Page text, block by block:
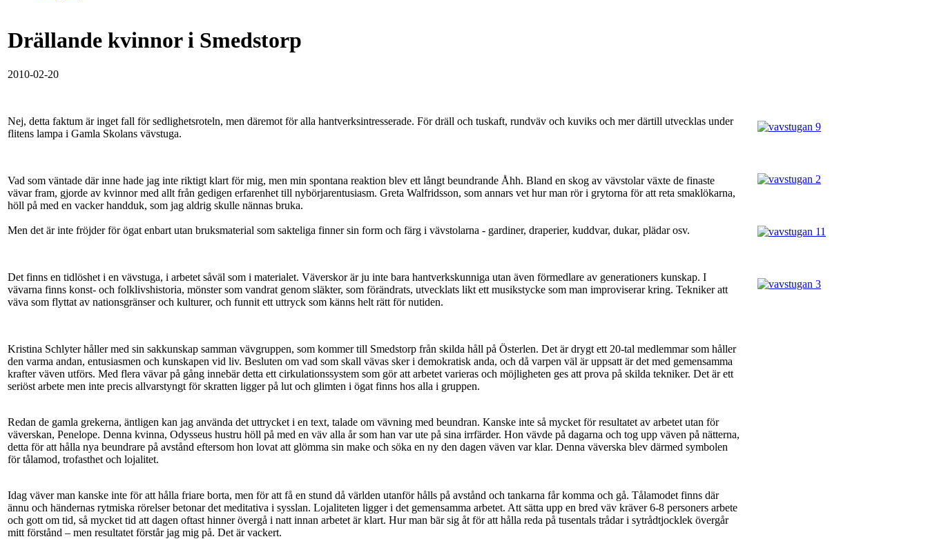
Drällande kvinnor i Smedstorp
2010-02-20
Nej, detta faktum är inget fall för sedlighetsroteln, men däremot för alla hantverksintresserade. För dräll och tuskaft, rundväv och kuviks och mer därtill utvecklas under
flitens lampa i Gamla Skolans vävstuga.
Vad som väntade där inne hade jag inte riktigt klart för mig, men min spontana reaktion blev ett långt beundrande Åhh. Bland en skog av vävstolar växte de finaste
vävar fram, gjorde av kvinnor med allt från gedigen erfarenhet till nybörjarentusiasm. Greta Walfridsson, som annars vet hur man rör i grytorna för att reta smaklökarna,
höll på med en vacker handduk, som jag aldrig skulle nännas bruka.
Men det är inte fröjder för ögat enbart utan bruksmaterial som sakteliga finner sin form och färg i vävstolarna - gardiner, draperier, kuddvar, dukar, plädar osv.
Det finns en tidlöshet i en vävstuga, i arbetet såväl som i materialet. Väverskor är ju inte bara hantverkskunniga utan även förmedlare av generationers kunskap. I
vävarna finns konst- och folklivshistoria, mönster som vandrat genom släkter, som förändrats, utvecklats likt ett musikstycke som man improviserar kring. Tekniker att
väva som flyttat av nationsgränser och kulturer, och funnit ett uttryck som känns helt rätt för nutiden.
Kristina Schlyter håller med sin sakkunskap samman vävgruppen, som kommer till Smedstorp från skilda håll på Österlen. Det är drygt ett 20-tal medlemmar som håller
den varma andan, entusiasmen och kunskapen vid liv. Besluten om vad som skall vävas sker i demokratisk anda, och då varpen väl är uppsatt är det med gemensamma
krafter väven utförs. Med flera vävar på gång innebär detta ett cirkulationssystem som gör att arbetet varieras och möjligheten ges att prova på skilda tekniker. Det är ett
seriöst arbete men inte precis allvarstyngt för skratten ligger på lut och glimten i ögat finns hos alla i gruppen.
Redan de gamla grekerna, äntligen kan jag använda det uttrycket i en text, talade om vävning med beundran. Kanske inte så mycket för resultatet av arbetet utan för
väverskan, Penelope. Denna kvinna, Odysseus hustru höll på med en väv alla år som han var ute på sina irrfärder. Hon vävde på dagarna och tog upp väven på nätterna,
detta för att hålla nya beundrare på avstånd eftersom hon lovat att glömma sin make och söka en ny den dagen väven var klar. Denna väverska blev därmed symbolen
för tålamod, trofasthet och lojalitet.
Idag väver man kanske inte för att hålla friare borta, men för att få en stund då världen utanför hålls på avstånd och tankarna får komma och gå. Tålamodet finns där
ännu och händernas rytmiska rörelser betonar det meditativa i sysslan. Lojaliteten ligger i det gemensamma arbetet. Att sätta upp en bred väv kräver 6-8 personers arbete
och gott om tid, så mycket tid att dagen oftast hinner övergå i natt innan arbetet är klart. Hur man bär sig åt för att hålla reda på tusentals trådar i sytrådtjocklek övergår
mitt förstånd – men resultatet förstår jag mig på. Det är vackert.